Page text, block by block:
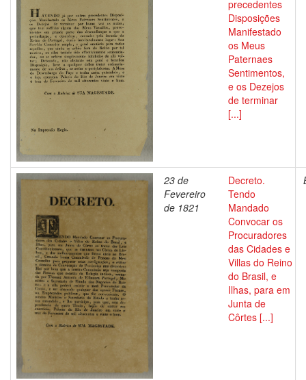
precedentes
Disposições
Manifestado
os Meus
Paternaes
Sentimentos,
e os Dezejos
de terminar
[...]
23 de
Fevereiro
de 1821
Decreto.
Tendo
Mandado
Convocar os
Procuradores
das Cidades e
Villas do Reino
do Brasil, e
Ilhas, para em
Junta de
Côrtes [...]